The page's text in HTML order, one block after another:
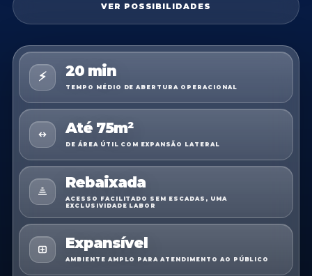
VER POSSIBILIDADES
⚡ 20 min
TEMPO MÉDIO DE ABERTURA OPERACIONAL
Até 75m²
DE ÁREA ÚTIL COM EXPANSÃO LATERAL
Rebaixada
ACESSO FACILITADO SEM ESCADAS, UMA
EXCLUSIVIDADE LABOR
Expansível
AMBIENTE AMPLO PARA ATENDIMENTO AO PÚBLICO